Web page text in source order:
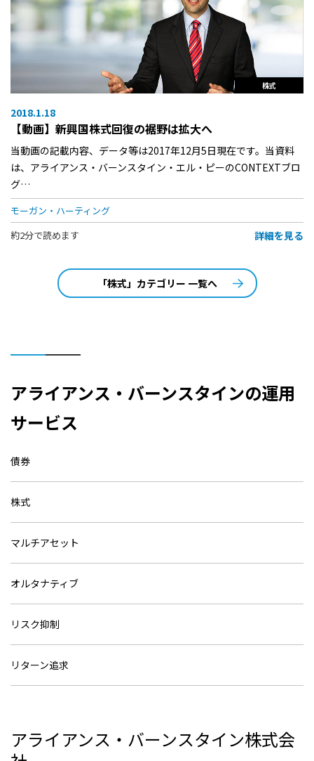
株式
2018.1.18
【動画】新興国株式回復の裾野は拡大へ
当動画の記載内容、データ等は2017年12月5日現在です。当資料
は、アライアンス・バーンスタイン・エル・ピーのCONTEXTブロ
グ…
モーガン・ハーティング
約2分で読めます
詳細を見る
「株式」カテゴリー 一覧へ
アライアンス・バーンスタインの運用
サービス
債券
株式
マルチアセット
オルタナティブ
リスク抑制
リターン追求
アライアンス・バーンスタイン株式会